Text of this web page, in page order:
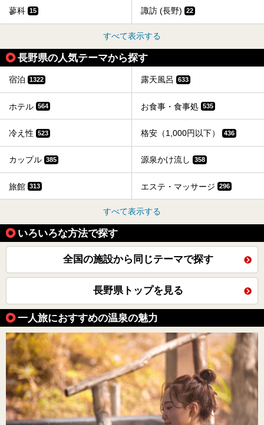
蓼科 15 諏訪 (長野) 22
すべて表示する
長野県の人気テーマから探す
宿泊 1322 露天風呂 633
ホテル 564 お食事・食事処 535
冷え性 523 格安（1,000円以下） 436
カップル 385 源泉かけ流し 358
旅館 313 エステ・マッサージ 296
すべて表示する
いろいろな方法で探す
全国の施設から同じテーマで探す
長野県トップを見る
一人旅におすすめの温泉の魅力